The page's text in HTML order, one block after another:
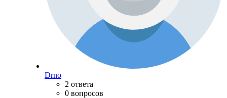
Drno
2 ответа
0 вопросов